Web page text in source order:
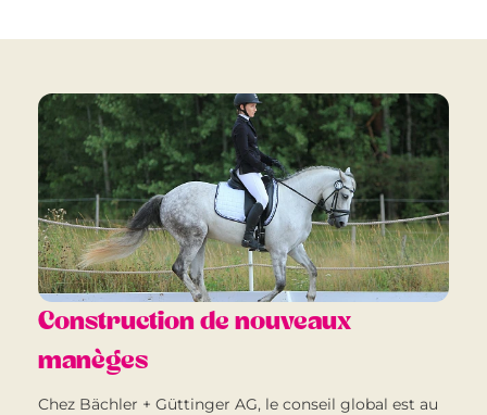
Construction de nouveaux
manèges
Chez Bächler + Güttinger AG, le conseil global est au